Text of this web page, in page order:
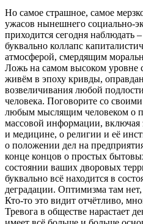
Но самое страшное, самое
ужасов нынешнего социально-
приходится сегодня наблюдать
буквально коллапс
атмосферой, смердящим
Ложь на самом высоком уровне
живём в эпоху кривды,
возвеличивания любой
человека. Поговорите со
любым мыслящим человеком о
массовой информации, включая
и медицине, о религии и её
о положении дел на
конце концов о простых
состоянии ваших дворовых
буквально всё находится в
деградации. Оптимизма там
Кто-то это видит отчётливо,
Тревога в обществе нарастает